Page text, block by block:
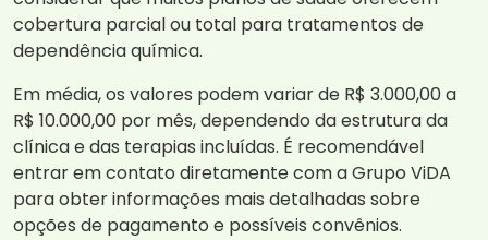
cobertura parcial ou total para tratamentos de
dependência química.
Em média, os valores podem variar de R$ 3.000,00 a
R$ 10.000,00 por mês, dependendo da estrutura da
clínica e das terapias incluídas. É recomendável
entrar em contato diretamente com a Grupo ViDA
para obter informações mais detalhadas sobre
opções de pagamento e possíveis convênios.